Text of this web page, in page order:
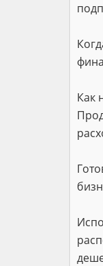
Как